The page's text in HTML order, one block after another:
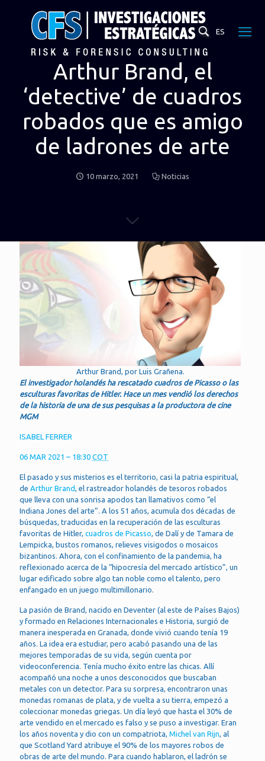
ES
Arthur Brand, el
‘detective’ de cuadros
robados que es amigo
de ladrones de arte
10 marzo, 2021 Noticias
Arthur Brand, por Luis Grañena.
El investigador holandés ha rescatado cuadros de Picasso o las
esculturas favoritas de Hitler. Hace un mes vendió los derechos
de la historia de una de sus pesquisas a la productora de cine
MGM
ISABEL FERRER
06 MAR 2021 – 18:30 COT
El pasado y sus misterios es el territorio, casi la patria espiritual,
de Arthur Brand, el rastreador holandés de tesoros robados
que lleva con una sonrisa apodos tan llamativos como “el
Indiana Jones del arte”. A los 51 años, acumula dos décadas de
búsquedas, traducidas en la recuperación de las esculturas
favoritas de Hitler, cuadros de Picasso, de Dalí y de Tamara de
Lempicka, bustos romanos, relieves visigodos o mosaicos
bizantinos. Ahora, con el confinamiento de la pandemia, ha
reflexionado acerca de la “hipocresía del mercado artístico”, un
lugar edificado sobre algo tan noble como el talento, pero
enfangado en un juego multimillonario.
La pasión de Brand, nacido en Deventer (al este de Países Bajos)
y formado en Relaciones Internacionales e Historia, surgió de
manera inesperada en Granada, donde vivió cuando tenía 19
años. La idea era estudiar, pero acabó pasando una de las
mejores temporadas de su vida, según cuenta por
videoconferencia. Tenía mucho éxito entre las chicas. Allí
acompañó una noche a unos desconocidos que buscaban
metales con un detector. Para su sorpresa, encontraron unas
monedas romanas de plata, y de vuelta a su tierra, empezó a
coleccionar monedas griegas. Un día leyó que hasta el 30% de
arte vendido en el mercado es falso y se puso a investigar. Eran
los años noventa y dio con un compatriota, Michel van Rijn, al
que Scotland Yard atribuye el 90% de los mayores robos de
obras de arte del mundo. Para cuando hablaron, el ladrón se